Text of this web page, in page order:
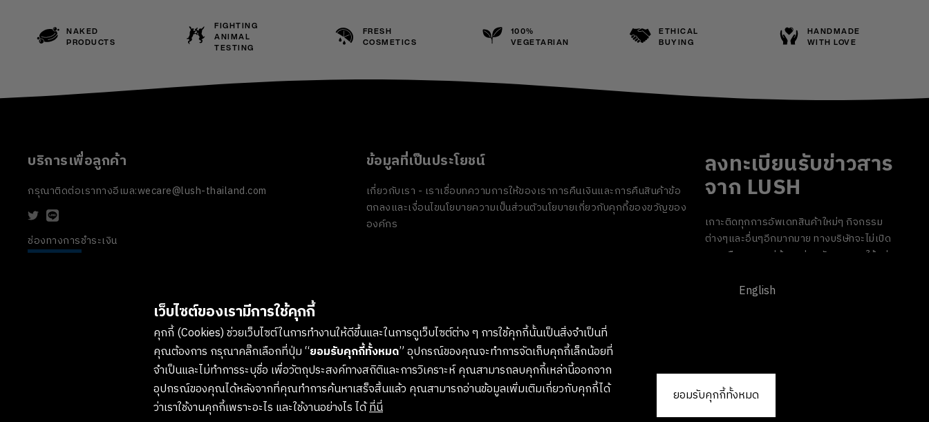
NAKED
PRODUCTS
FIGHTING
ANIMAL
TESTING
FRESH
COSMETICS
100%
VEGETARIAN
ETHICAL
BUYING
HANDMADE
WITH LOVE
บริการเพื่อลูกค้า
กรุณาติดต่อเราทางอีเมล:wecare@lush-thailand.com
ข้อมูลที่เป็นประโยชน์
เกี่ยวกับเรา - เราเชื่อบทความการให้ของเราการคืนเงินและการคืนสินค้าข้อ
ตกลงและเงื่อนไขนโยบายความเป็นส่วนตัวนโยบายเกี่ยวกับคุกกี้ของขวัญของ
องค์กร
ช่องทางการชำระเงิน
ลงทะเบียนรับข่าวสาร
จาก LUSH
เกาะติดทุกการอัพเดทสินค้าใหม่ๆ กิจกรรม
ต่างๆและอื่นๆอีกมากมาย ทางบริษัทจะไม่เปิด
เผยหรือเผยแพร่ข้อมูลส่วนตัวของคุณให้แก่
ข่าวสารได้ทุกเมื่อ
English
เว็บไซต์ของเรามีการใช้คุกกี้
คุกกี้ (Cookies) ช่วยเว็บไซต์ในการทำงานให้ดีขึ้นและในการดูเว็บไซต์ต่าง ๆ การใช้คุกกี้นั้นเป็นสิ่งจำเป็นที่
คุณต้องการ กรุณาคลิ๊กเลือกที่ปุ่ม “ยอมรับคุกกี้ทั้งหมด” อุปกรณ์ของคุณจะทำการจัดเก็บคุกกี้เล็กน้อยที่
จำเป็นและไม่ทำการระบุชื่อ เพื่อวัตถุประสงค์ทางสถิติและการวิเคราะห์ คุณสามารถลบคุกกี้เหล่านี้ออกจาก
อุปกรณ์ของคุณได้หลังจากที่คุณทำการค้นหาเสร็จสิ้นแล้ว คุณสามารถอ่านข้อมูลเพิ่มเติมเกี่ยวกับคุกกี้ได้
ว่าเราใช้งานคุกกี้เพราะอะไร และใช้งานอย่างไร ได้ที่นี่
ยอมรับคุกกี้ทั้งหมด